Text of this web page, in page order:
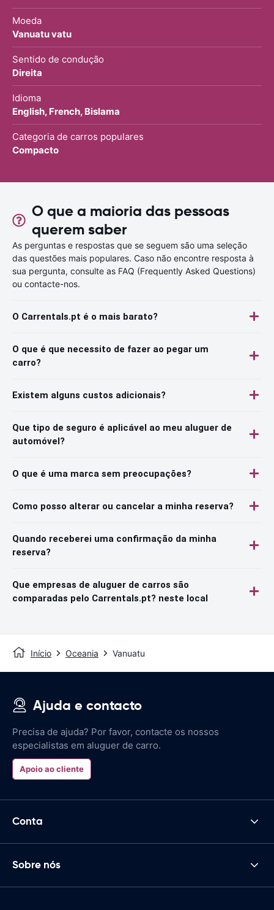
Moeda
Vanuatu vatu
Sentido de condução
Direita
Idioma
English, French, Bislama
Categoria de carros populares
Compacto
O que a maioria das pessoas
querem saber
As perguntas e respostas que se seguem são uma seleção
das questões mais populares. Caso não encontre resposta à
sua pergunta, consulte as FAQ (Frequently Asked Questions)
ou contacte-nos.
O Carrentals.pt é o mais barato?
O que é que necessito de fazer ao pegar um
carro?
Existem alguns custos adicionais?
Que tipo de seguro é aplicável ao meu aluguer de
automóvel?
O que é uma marca sem preocupações?
Como posso alterar ou cancelar a minha reserva?
Quando receberei uma confirmação da minha
reserva?
Que empresas de aluguer de carros são
comparadas pelo Carrentals.pt? neste local
Início Oceania Vanuatu
Ajuda e contacto
Precisa de ajuda? Por favor, contacte os nossos
especialistas em aluguer de carro.
Apoio ao cliente
Conta
Sobre nós